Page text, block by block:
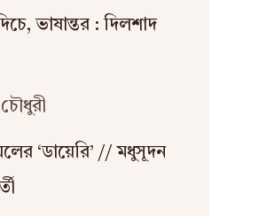
ভাষান্তর : দিলশাদ
‘ডায়েরি’ // মধুসূদন